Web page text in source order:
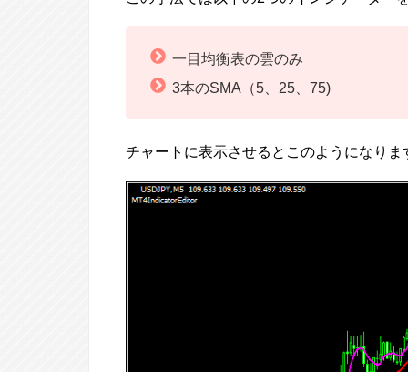
一目均衡表の雲のみ
3本のSMA（5、25、75)
チャートに表示させるとこのようになりま